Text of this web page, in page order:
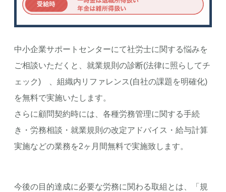
中小企業サポートセンターにて社労士に関する悩みを
ご相談いただくと、就業規則の診断(法律に照らしてチ
ェック) 、組織内リファレンス(自社の課題を明確化)
を無料で実施いたします。
さらに顧問契約時には、各種労務管理に関する手続
き・労務相談・就業規則の改定アドバイス・給与計算
実施などの業務を2ヶ月間無料で実施致します。
今後の目的達成に必要な労務に関わる取組とは、「規